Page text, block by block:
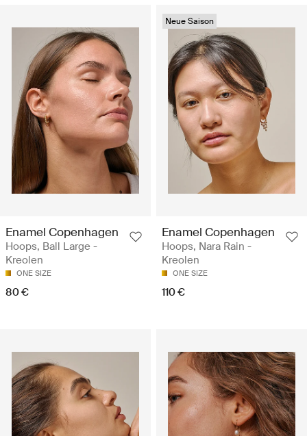
Enamel Copenhagen
Hoops, Ball Large -
Kreolen
ONE SIZE
80 €
Neue Saison
Enamel Copenhagen
Hoops, Nara Rain -
Kreolen
ONE SIZE
110 €